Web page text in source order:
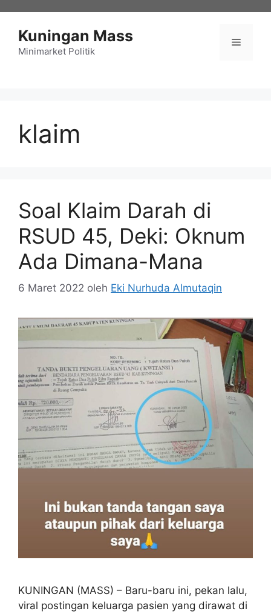
Kuningan Mass
Minimarket Politik
Menu
klaim
Soal Klaim Darah di
RSUD 45, Deki: Oknum
Ada Dimana-Mana
6 Maret 2022 oleh Eki Nurhuda Almutaqin
KUNINGAN (MASS) – Baru-baru ini, pekan lalu,
viral postingan keluarga pasien yang dirawat di